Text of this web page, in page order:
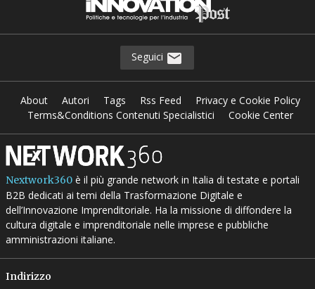
Seguici
About Autori Tags Rss Feed
Privacy e Cookie Policy
Terms&Conditions Contenuti Specialistici
Cookie Center
Nextwork360è il più grande network in Italia di testate e portali
B2B dedicati ai temi della Trasformazione Digitale e
dell’Innovazione Imprenditoriale. Ha la missione di diffondere la
cultura digitale e imprenditoriale nelle imprese e pubbliche
amministrazioni italiane.
Indirizzo